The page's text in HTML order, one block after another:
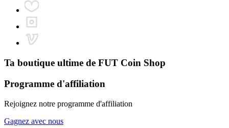
Ta boutique ultime de FUT Coin Shop
Programme d'affiliation
Rejoignez notre programme d'affiliation
Gagnez avec nous